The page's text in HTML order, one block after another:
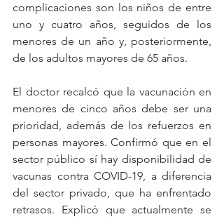
complicaciones son los niños de entre
uno y cuatro años, seguidos de los
menores de un año y, posteriormente,
de los adultos mayores de 65 años.
El doctor recalcó que la vacunación en
menores de cinco años debe ser una
prioridad, además de los refuerzos en
personas mayores. Confirmó que en el
sector público sí hay disponibilidad de
vacunas contra COVID-19, a diferencia
del sector privado, que ha enfrentado
retrasos. Explicó que actualmente se